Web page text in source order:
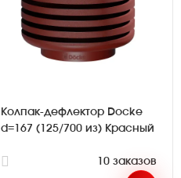
Колпак-дефлектор Docke
d=167 (125/700 из) Красный
10 заказов